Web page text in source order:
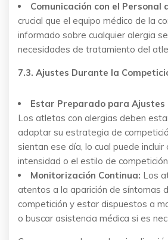
Comunicación con el Personal
crucial que el equipo médico de la
informado sobre cualquier alergia
necesidades de tratamiento del
7.3. Ajustes Durante la
Estar Preparado para Ajustes
Los atletas con alergias deben
adaptar su estrategia de
sientan ese día, lo cual puede incluir
intensidad o el estilo de
Monitorización Continua: Los
atentos a la aparición de síntomas
competición y estar dispuestos a
o buscar asistencia médica si es